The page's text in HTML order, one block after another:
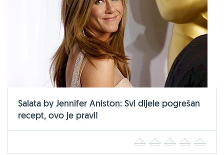
Salata by Jennifer Aniston: Svi dijele pogrešan
recept, ovo je pravi!
2 3 4